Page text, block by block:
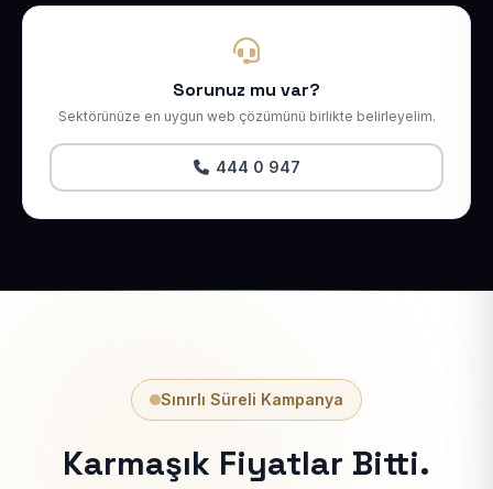
Sorunuz mu var?
Sektörünüze en uygun web çözümünü birlikte belirleyelim.
444 0 947
Sınırlı Süreli Kampanya
Karmaşık Fiyatlar Bitti.